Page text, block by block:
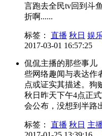
言跑去全民tv回到斗
折啊......
标签： 直播 秋日 娱
2017-03-01 16:57:25
侃侃主播的那些事
些网络趣闻与表达作
点或证实其描述。狗
秋日昨天下午4点正
会公布，没想到半路
标签： 直播 秋日 主